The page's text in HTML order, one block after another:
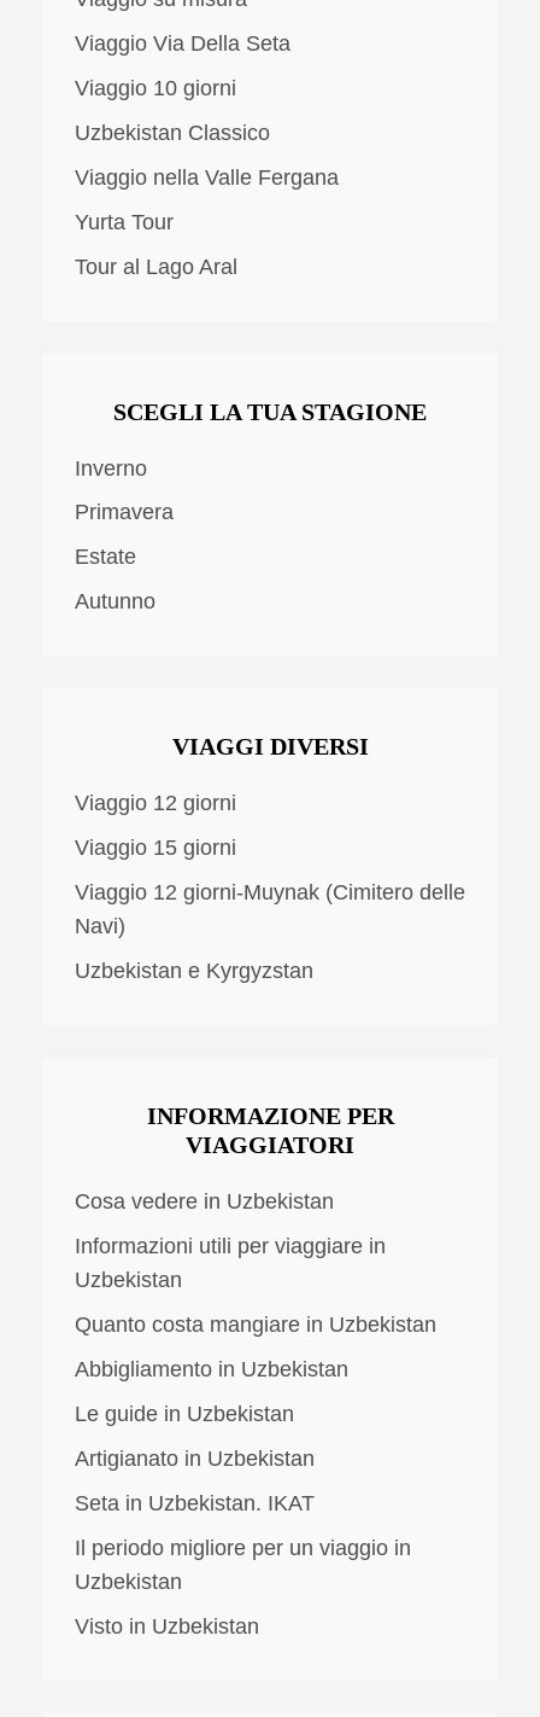
Viaggio Via Della Seta
Viaggio 10 giorni
Uzbekistan Classico
Viaggio nella Valle Fergana
Yurta Tour
Tour al Lago Aral
SCEGLI LA TUA STAGIONE
Inverno
Primavera
Estate
Autunno
VIAGGI DIVERSI
Viaggio 12 giorni
Viaggio 15 giorni
Viaggio 12 giorni-Muynak (Cimitero delle
Navi)
Uzbekistan e Kyrgyzstan
INFORMAZIONE PER
VIAGGIATORI
Cosa vedere in Uzbekistan
Informazioni utili per viaggiare in
Uzbekistan
Quanto costa mangiare in Uzbekistan
Abbigliamento in Uzbekistan
Le guide in Uzbekistan
Artigianato in Uzbekistan
Seta in Uzbekistan. IKAT
Il periodo migliore per un viaggio in
Uzbekistan
Visto in Uzbekistan